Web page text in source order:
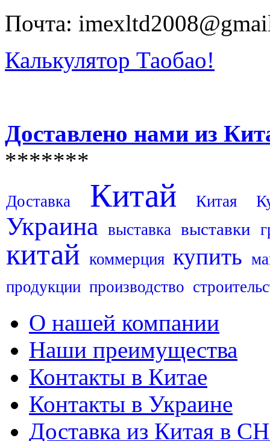
Почта:
Калькулятор Таобао!
Доставлено нами из
*******
Доставка Китай Китая
Украина выставка выставки
китай коммерция купить
продукции производство
О нашей компании
Наши преимущества
Контакты в Китае
Контакты в Украине
Доставка из Китая в